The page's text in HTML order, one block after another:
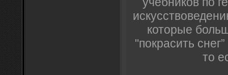
которые
"покрасить
то